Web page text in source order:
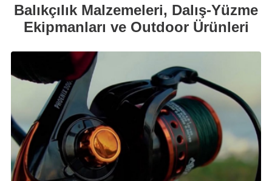
Balıkçılık Malzemeleri, Dalış-Yüzme
Ekipmanları ve Outdoor Ürünleri